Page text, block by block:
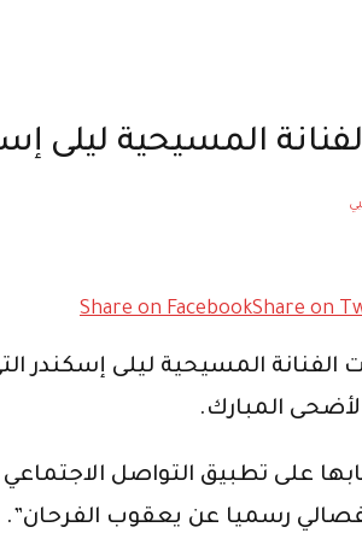
المسيحية
Share on FacebookShare on
المسيحية ليلى إسكندر
المبارك.
على تطبيق التواصل
رسميا عن يعقوب الفرحان”.